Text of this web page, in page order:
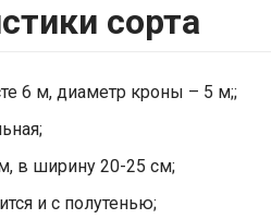
сорта
6 м, диаметр кроны – 5 м;;
в ширину 20-25 см;
и с полутенью;